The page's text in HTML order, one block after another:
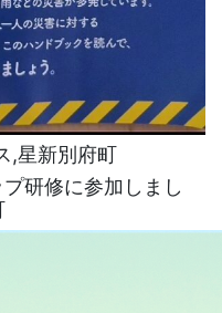
,星新別府町
研修に参加しまし